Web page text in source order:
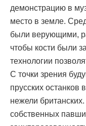
демонстрацию в
место в земле.
были верующими,
чтобы кости были
технологии
С точки зрения
прусских
нежели
собственных